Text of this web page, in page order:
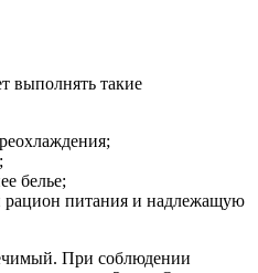
выполнять такие
белье;
рацион питания и надлежащую
При соблюдении